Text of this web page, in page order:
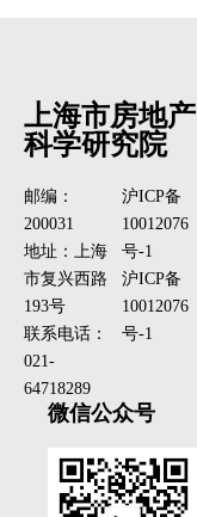
上海市房地产
科学研究院
邮编：
200031
地址：上海
市复兴西路
193号
联系电话：
021-
64718289
沪ICP备
10012076
号-1
沪ICP备
10012076
号-1
微信公众号